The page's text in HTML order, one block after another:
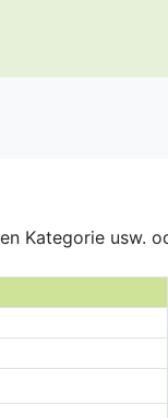
Kategorie usw.